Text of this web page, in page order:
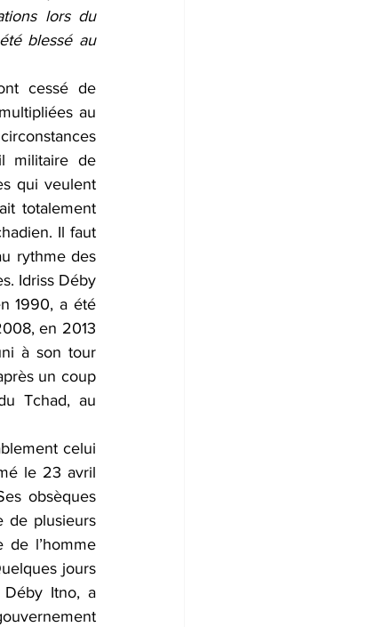
lors du
blessé au
cessé de
au
militaire de
qui veulent
totalement
Il faut
rythme des
Idriss Déby
1990, a été
en 2013
à son tour
un coup
Tchad, au
celui
le 23 avril
obsèques
de plusieurs
de l’homme
jours
Déby Itno, a